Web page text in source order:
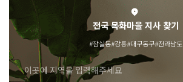
전국 목화마을 지사 찾기
#잠실동#강릉#대구동구#전라남도